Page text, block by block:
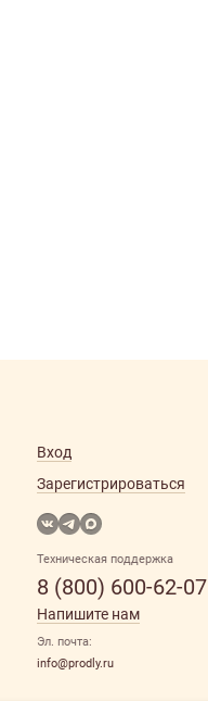
Вход
Зарегистрироваться
Техническая поддержка
8 (800) 600-62-07
Напишите нам
Эл. почта:
info@prodly.ru